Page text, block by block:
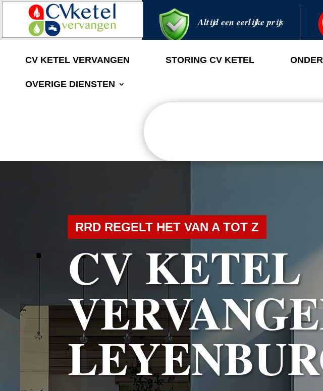
Altijd een eerlijke prijs
CV KETEL VERVANGEN STORING CV KETEL
OVERIGE DIENSTEN
RRD REGELT HET VAN A TOT Z
CV KETEL